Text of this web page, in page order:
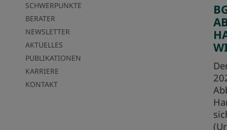
SCHWERPUNKTE
BERATER
NEWSLETTER
AKTUELLES
PUBLIKATIONEN
KARRIERE
KONTAKT